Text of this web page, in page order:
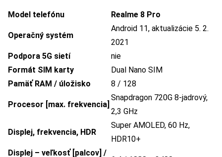
Model telefónu Realme 8 Pro
Operačný systém
Android 11, aktualizácie 5. 2.
2021
Podpora 5G sietí
nie
Formát SIM karty
Dual Nano SIM
Pamäť RAM / úložisko
8 / 128
Procesor [max. frekvencia]
Snapdragon 720G 8-jadrový,
2,3 GHz
Displej, frekvencia, HDR
Super AMOLED, 60 Hz,
HDR10+
Displej – veľkosť [palcov] /